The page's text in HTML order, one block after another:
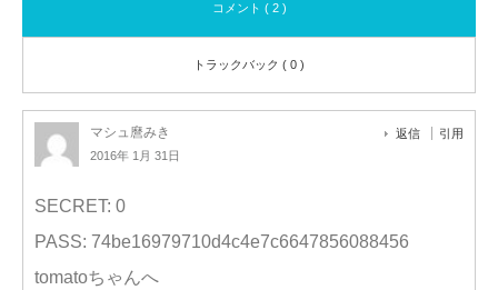
コメント ( 2 )
トラックバック ( 0 )
マシュ麿みき
2016年 1月 31日
返信 引用
SECRET: 0
PASS: 74be16979710d4c4e7c6647856088456
tomatoちゃんへ